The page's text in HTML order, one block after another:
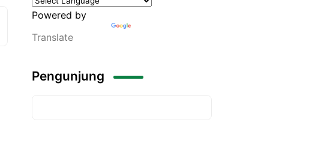
Powered by
Translate
Pengunjung